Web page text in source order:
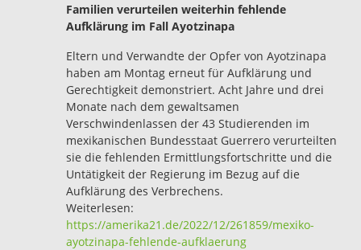
Familien verurteilen weiterhin fehlende
Aufklärung im Fall Ayotzinapa
Eltern und Verwandte der Opfer von Ayotzinapa
haben am Montag erneut für Aufklärung und
Gerechtigkeit demonstriert. Acht Jahre und drei
Monate nach dem gewaltsamen
Verschwindenlassen der 43 Studierenden im
mexikanischen Bundesstaat Guerrero verurteilten
sie die fehlenden Ermittlungsfortschritte und die
Untätigkeit der Regierung im Bezug auf die
Aufklärung des Verbrechens.
Weiterlesen:
https://amerika21.de/2022/12/261859/mexiko-
ayotzinapa-fehlende-aufklaerung